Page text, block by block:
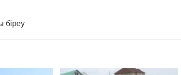
біреу